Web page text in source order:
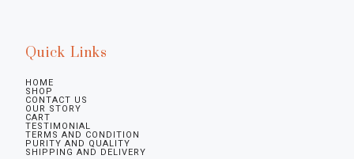
Quick Links
HOME
SHOP
CONTACT US
OUR STORY
CART
TESTIMONIAL
TERMS AND CONDITION
PURITY AND QUALITY
SHIPPING AND DELIVERY